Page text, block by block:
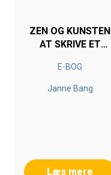
ZEN OG KUNSTEN
AT SKRIVE ET
E-BOG
Janne Bang
Læs mere